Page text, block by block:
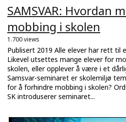
SAMSVAR: Hvordan
mobbing i skolen
1.700 views
Publisert 2019 Alle elever har rett til
Likevel utsettes mange elever for
skolen, eller opplever å være i et
Samsvar-seminaret er skolemiljø
for å forhindre mobbing i skolen?
SK introduserer seminaret...